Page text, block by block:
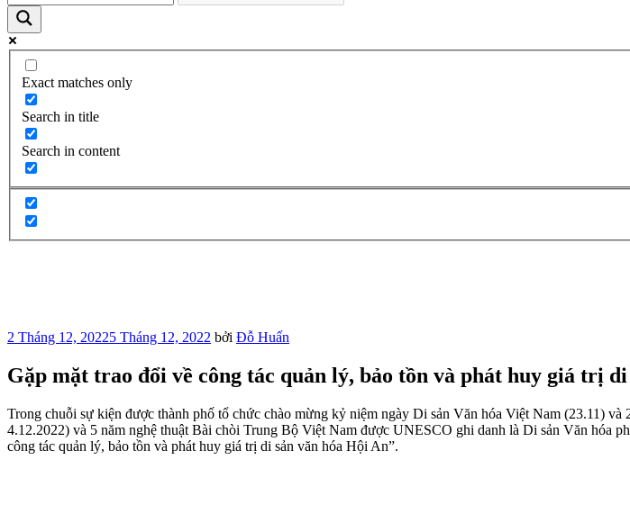
Exact matches only
Search in title
Search in content
Đăng
2 Tháng 12, 20225 Tháng 12, 2022 bởi Đỗ Huấn
Gặp mặt trao đổi về công tác quản lý, bảo tồn và phát huy giá trị
Trong chuỗi sự kiện được thành phố tổ chức chào mừng kỷ niệm ngày Di sản Văn hóa Việt Nam (23.11)
4.12.2022) và 5 năm nghệ thuật Bài chòi Trung Bộ Việt Nam được UNESCO ghi danh là Di sản Văn hóa
công tác quản lý, bảo tồn và phát huy giá trị di sản văn hóa Hội An”.